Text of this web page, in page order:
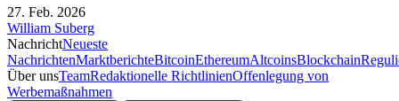
27. Feb. 2026
William Suberg
NachrichtNeueste
NachrichtenMarktberichteBitcoinEthereumAltcoinsBlockchain
Über unsTeamRedaktionelle RichtlinienOffenlegung von
Werbemaßnahmen